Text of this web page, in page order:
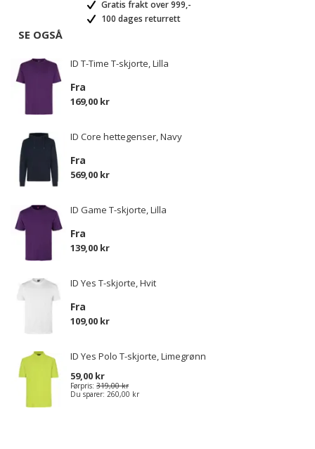
Gratis frakt over 999,-
100 dages returrett
SE OGSÅ
ID T-Time T-skjorte, Lilla
Fra
169,00 kr
ID Core hettegenser, Navy
Fra
569,00 kr
ID Game T-skjorte, Lilla
Fra
139,00 kr
ID Yes T-skjorte, Hvit
Fra
109,00 kr
ID Yes Polo T-skjorte, Limegrønn
59,00 kr
Førpris: 319,00 kr
Du sparer: 260,00 kr